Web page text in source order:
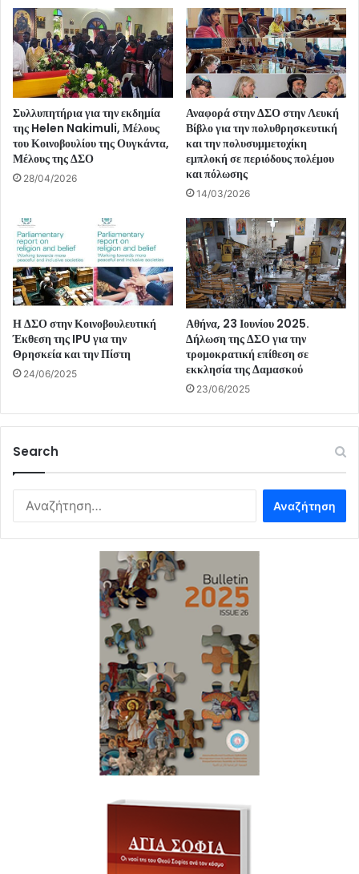
Συλλυπητήρια για την εκδημία
της Helen Nakimuli, Μέλους
του Κοινοβουλίου της Ουγκάντα,
Μέλους της ΔΣΟ
28/04/2026
Αναφορά στην ΔΣΟ στην Λευκή
Βίβλο για την πολυθρησκευτική
και την πολυσυμμετοχίκη
εμπλοκή σε περιόδους πολέμου
και πόλωσης
14/03/2026
Η ΔΣΟ στην Κοινοβουλευτική
Έκθεση της IPU για την
Θρησκεία και την Πίστη
24/06/2025
Αθήνα, 23 Ιουνίου 2025.
Δήλωση της ΔΣΟ για την
τρομοκρατική επίθεση σε
εκκλησία της Δαμασκού
23/06/2025
Search